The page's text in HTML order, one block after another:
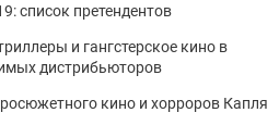
список претендентов
и гангстерское кино в
дистрибьюторов
кино и хорроров Капля